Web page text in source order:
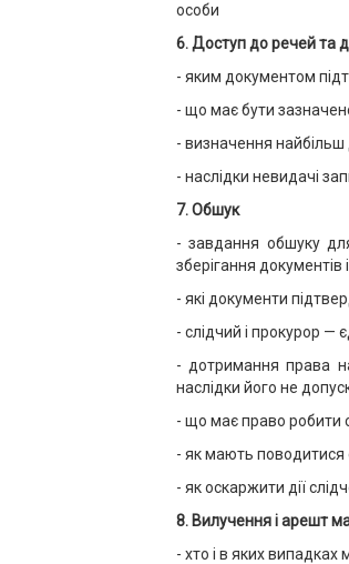
особи
6.Доступ до речей та
- яким документом
- що має бути
- визначення найбільш
- наслідки невидачі
7.Обшук
- завдання обшуку
зберігання
- які документи
- слідчий і прокурор —
- дотримання права
наслідки його не
- що має право робити
- як мають поводитися
- як оскаржити дії
8. Вилучення і арешт
- хто і в яких